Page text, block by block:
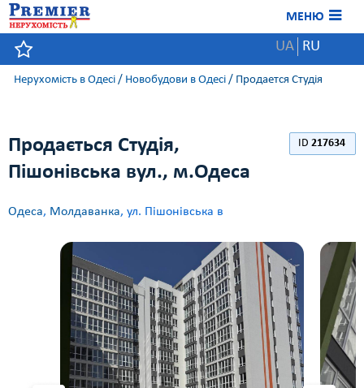
МЕНЮ
UA RU
Нерухомість в Одесі / Новобудови в Одесі / Продается Студія
Продається Студія,
Пішонівська вул., м.Одеса
Одеса, Молдаванка, ул. Пішонівська в
ID 217634